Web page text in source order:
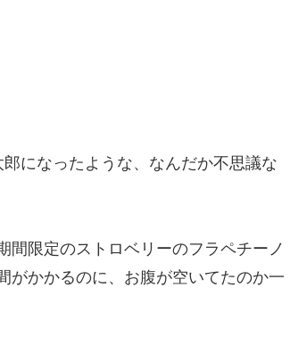
になったような、なんだか不思議な
間限定のストロベリーのフラペチーノ
がかかるのに、お腹が空いてたのか一